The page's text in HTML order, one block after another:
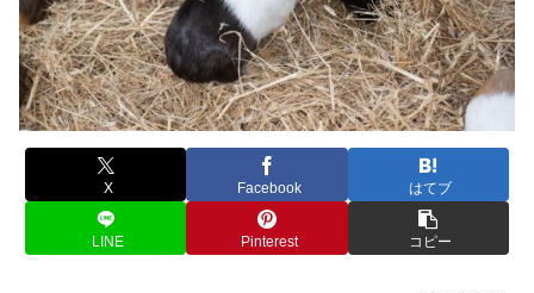
X Facebook はてブ
LINE Pinterest コピー